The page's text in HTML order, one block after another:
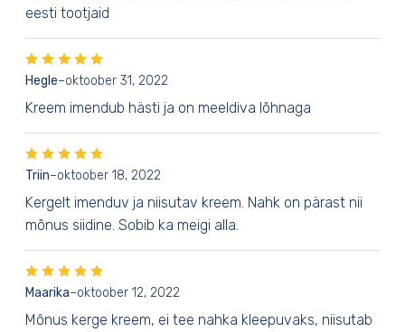
eesti tootjaid
Hegle–oktoober 31, 2022
Kreem imendub hästi ja on meeldiva lõhnaga
Triin–oktoober 18, 2022
Kergelt imenduv ja niisutav kreem. Nahk on pärast nii
mõnus siidine. Sobib ka meigi alla.
Maarika–oktoober 12, 2022
Mônus kerge kreem, ei tee nahka kleepuvaks, niisutab